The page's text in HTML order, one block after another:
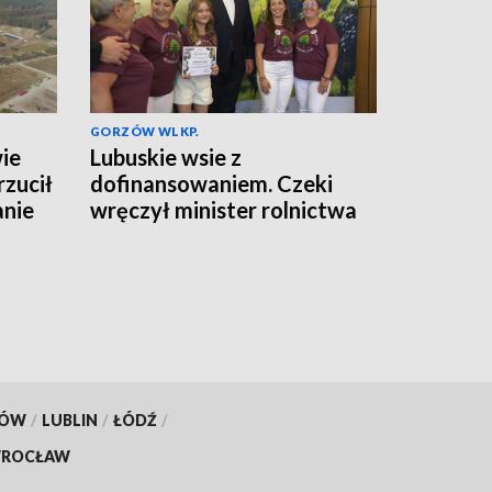
GORZÓW WLKP.
Lubuskie wsie z
dofinansowaniem. Czeki
wręczył minister rolnictwa
/ LUBLIN / ŁÓDŹ /